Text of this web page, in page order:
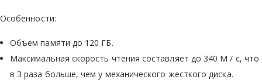
Особенности:
Объем памяти до 120 ГБ.
Максимальная скорость чтения составляет до 340 М / с, что
в 3 раза больше, чем у механического жесткого диска.